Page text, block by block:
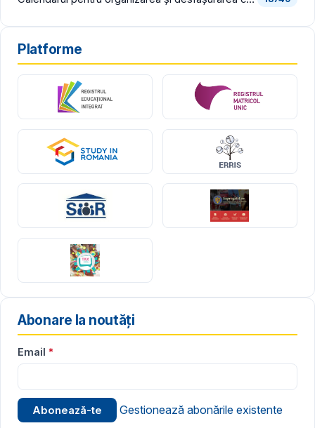
Platforme
Abonare la noutăți
Email
Gestionează abonările existente